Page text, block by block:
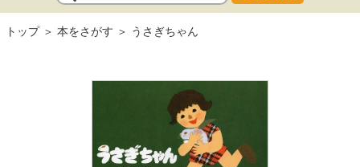
トップ 本をさがす うさぎちゃん